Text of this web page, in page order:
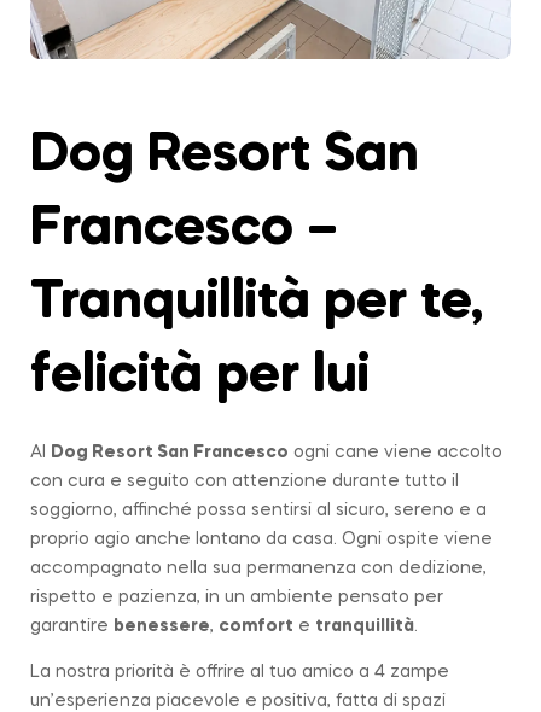
Dog Resort San
Francesco –
Tranquillità per te,
felicità per lui
Al Dog Resort San Francesco ogni cane viene accolto
con cura e seguito con attenzione durante tutto il
soggiorno, affinché possa sentirsi al sicuro, sereno e a
proprio agio anche lontano da casa. Ogni ospite viene
accompagnato nella sua permanenza con dedizione,
rispetto e pazienza, in un ambiente pensato per
garantire benessere, comfort e tranquillità
La nostra priorità è offrire al tuo amico a 4 zampe
un’esperienza piacevole e positiva, fatta di spazi